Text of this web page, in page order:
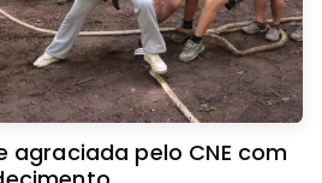
pelo CNE com